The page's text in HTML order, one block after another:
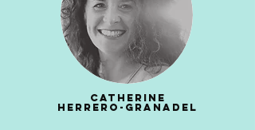
Catherine
Herrero-Granadel